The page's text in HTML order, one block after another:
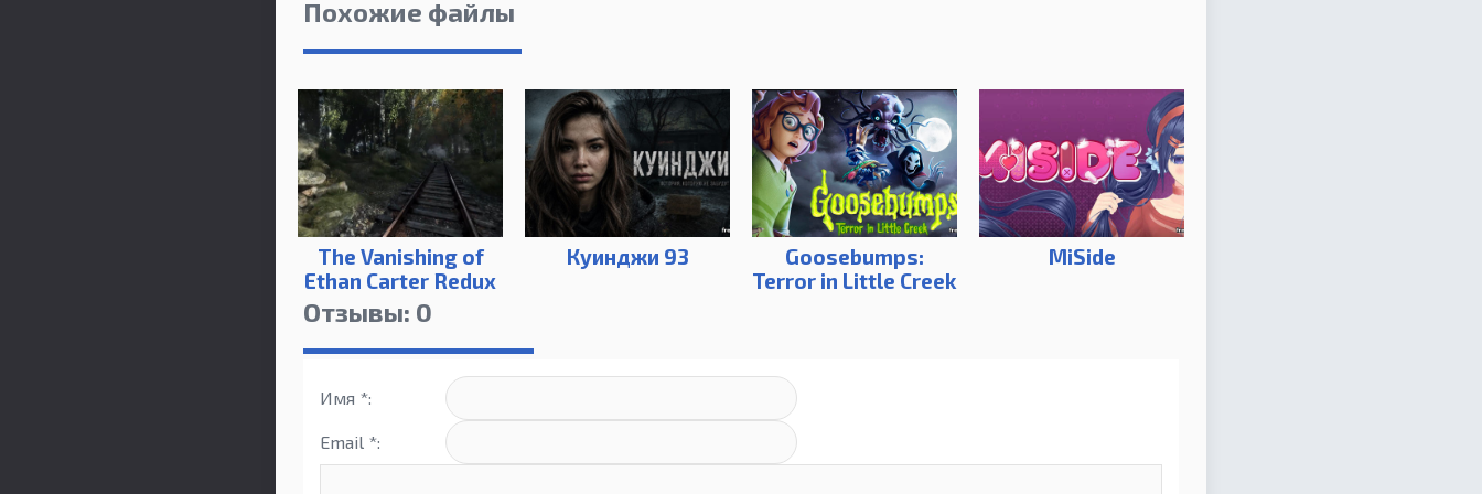
Похожие файлы
The Vanishing of
Ethan Carter Redux
Куинджи 93
Goosebumps:
Terror in Little Creek
MiSide
Отзывы: 0
Имя *:
Email *: